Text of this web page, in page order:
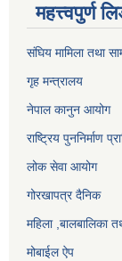
महत्त्वपुर्ण
संघिय मामिला तथा
गृह मन्त्रालय
नेपाल कानुन आयोग
राष्ट्रिय पुननिर्माण
लोक सेवा आयोग
गोरखापत्र दैनिक
महिला ,बालबालिका
मोबाईल ऐप